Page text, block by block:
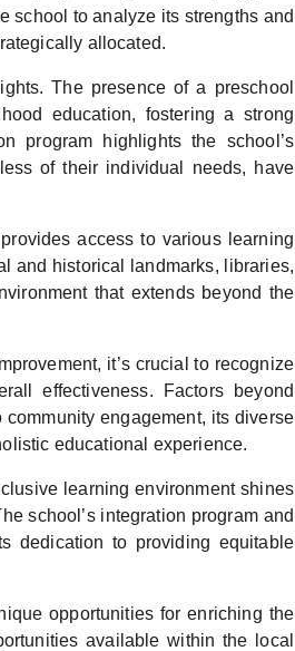
school to analyze its strengths and
allocated.
The presence of a preschool
education, fostering a strong
program highlights the school’s
of their individual needs, have
access to various learning
and historical landmarks, libraries,
that extends beyond the
it’s crucial to recognize
effectiveness. Factors beyond
community engagement, its diverse
educational experience.
learning environment shines
school’s integration program and
dedication to providing equitable
opportunities for enriching the
available within the local